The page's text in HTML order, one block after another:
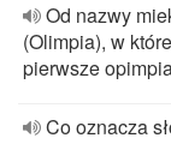
Od nazwy
(Olimpia), w
pierwsze
Co oznacza